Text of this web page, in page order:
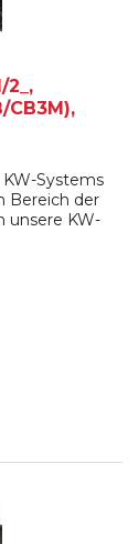
2_,
CB3M),
Systems
Bereich der
unsere KW-